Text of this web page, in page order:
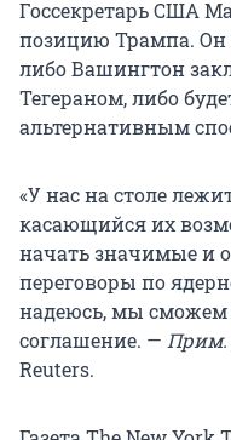
Госсекретарь США
позицию Трампа. Он
либо Вашингтон
Тегераном, либо
альтернативным
«У нас на столе
касающийся их
начать значимые и
переговоры по
надеюсь, мы сможем
соглашение. — Прим.
Reuters.